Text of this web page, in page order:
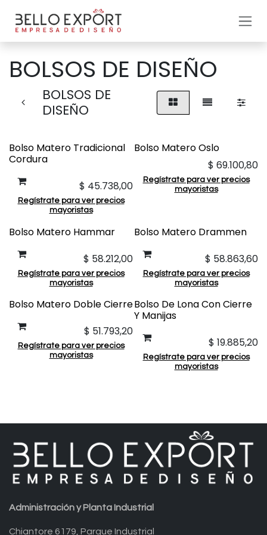
BOLSOS DE DISEÑO
BOLSOS DE
DISEÑO
Bolso Matero Tradicional
Cordura
$ 45.738,00
Regístrate para ver precios
mayoristas
Bolso Matero Oslo
$ 69.100,80
Regístrate para ver precios
mayoristas
Bolso Matero Hammar
$ 58.212,00
Regístrate para ver precios
mayoristas
Bolso Matero Drammen
$ 58.863,60
Regístrate para ver precios
mayoristas
Bolso Matero Doble Cierre
$ 51.793,20
Regístrate para ver precios
mayoristas
Bolso De Lona Con Cierre
Y Manijas
$ 19.885,20
Regístrate para ver precios
mayoristas
Administración y Planta Industrial
Chiantore 6179, Parque Industrial